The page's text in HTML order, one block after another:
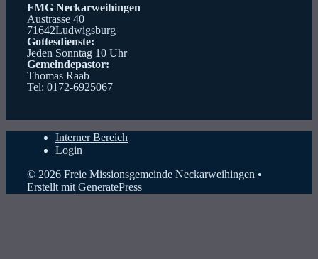
FMG Neckarweihingen
Austrasse 40
71642Ludwigsburg
Gottesdienste:
Jeden Sonntag 10 Uhr
Gemeindepastor:
Thomas Raab
Tel: 0172-6925067
Interner Bereich
Login
© 2026 Freie Missionsgemeinde Neckarweihingen •
Erstellt mit GeneratePress